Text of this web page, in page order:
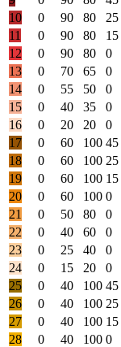
10
0 90 80 25
11
0 90 80 15
12
0 90 80 0
13
0 70 65 0
14
0 55 50 0
15
0 40 35 0
16
0 20 20 0
17
0 60 100 45
18
0 60 100 25
19
0 60 100 15
20
0 60 100 0
21
0 50 80 0
22
0 40 60 0
23
0 25 40 0
24
0 15 20 0
25
0 40 100 45
26
0 40 100 25
27
0 40 100 15
28
0 40 100 0